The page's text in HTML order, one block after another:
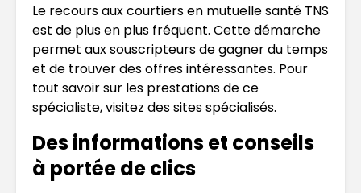
Le recours aux courtiers en mutuelle santé TNS
est de plus en plus fréquent. Cette démarche
permet aux souscripteurs de gagner du temps
et de trouver des offres intéressantes. Pour
tout savoir sur les prestations de ce
spécialiste, visitez des sites spécialisés.
Des informations et conseils
à portée de clics